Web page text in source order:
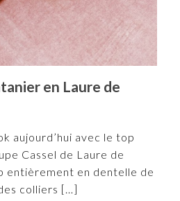
en Laure de
aujourd’hui avec le top
Cassel de Laure de
entièrement en dentelle de
colliers […]